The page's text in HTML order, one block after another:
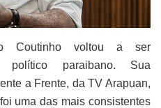
Coutinho voltou a ser
político paraibano. Sua
a Frente, da TV Arapuan,
uma das mais consistentes